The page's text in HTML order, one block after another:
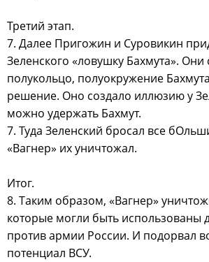
Третий этап.
7. Далее Пригожин и Суровикин
Зеленского «ловушку Бахмута». Они
полукольцо, полуокружение
решение. Оно создало иллюзию у
можно удержать Бахмут.
7. Туда Зеленский бросал все
«Вагнер» их уничтожал.
Итог.
8. Таким образом, «Вагнер»
которые могли быть использованы
против армии России. И подорвал
потенциал ВСУ.